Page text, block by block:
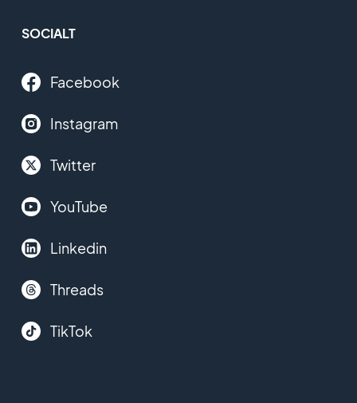
SOCIALT
Facebook
Instagram
Twitter
YouTube
Linkedin
Threads
TikTok